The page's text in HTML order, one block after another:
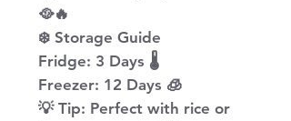
🥘🔥
​❄️ Storage Guide
​Fridge: 3 Days 🌡️
​Freezer: 12 Days 🧊
​💡 Tip: Perfect with rice or